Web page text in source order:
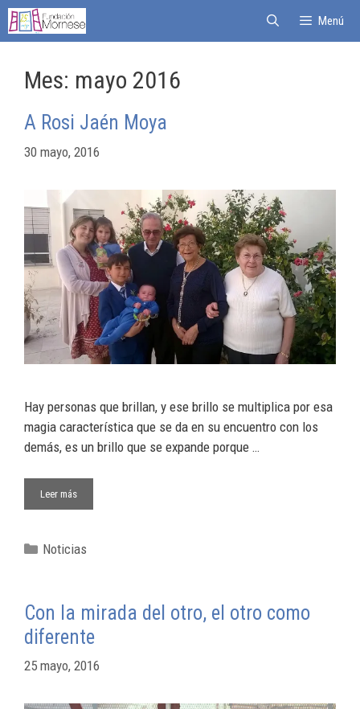
Menú
Mes: mayo 2016
A Rosi Jaén Moya
30 mayo, 2016
Hay personas que brillan, y ese brillo se multiplica por esa
magia característica que se da en su encuentro con los
demás, es un brillo que se expande porque …
Leer más
Noticias
Con la mirada del otro, el otro como
diferente
25 mayo, 2016